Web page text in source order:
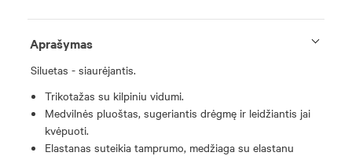
Aprašymas
Siluetas - siaurėjantis.
Trikotažas su kilpiniu vidumi.
Medvilnės pluoštas, sugeriantis drėgmę ir leidžiantis jai
kvėpuoti.
Elastanas suteikia tamprumo, medžiaga su elastanu